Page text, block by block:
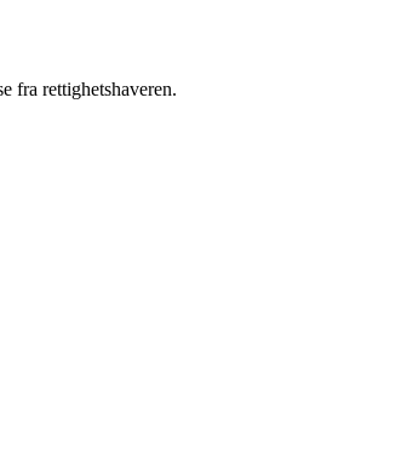
fra rettighetshaveren.